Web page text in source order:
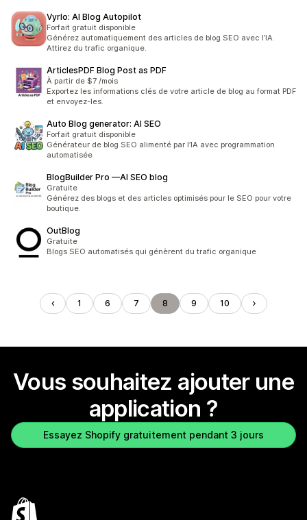
Vyrlo: AI Blog Autopilot
Forfait gratuit disponible
Générez automatiquement des articles de blog SEO avec l’IA.
Attirez du trafic organique.
ArticlesPDF Blog Post as PDF
À partir de $7 /mois
Exportez les informations clés de votre article de blog au format PDF
et envoyez-les.
Auto Blog generator: AI SEO
Forfait gratuit disponible
Générateur de blog SEO alimenté par l’IA avec programmation
automatisée
BlogBuilder Pro —AI SEO blog
Gratuite
Générez des blogs et des articles optimisés pour le SEO pour votre
boutique.
OutBlog
Gratuite
Blogs SEO automatisés qui génèrent du trafic organique
1 6 7 8 9 10
Vous souhaitez ajouter une
application ?
Essayez Shopify gratuitement pendant 3 jours